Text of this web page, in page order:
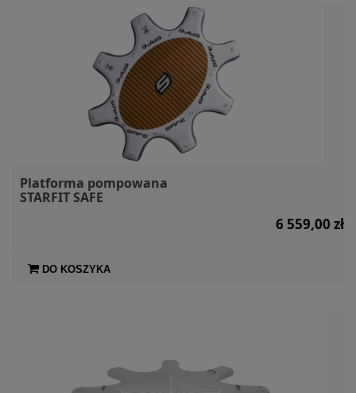
Platforma pompowana
STARFIT SAFE
6 559,00 zł
DO KOSZYKA